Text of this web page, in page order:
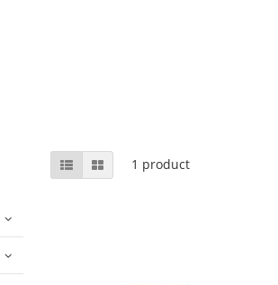
Tonen
als
Lijst Foto-
tabel
1 product